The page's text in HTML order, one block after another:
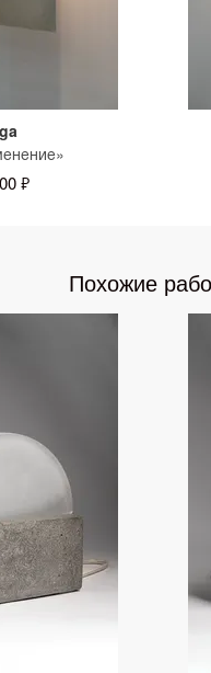
₽
Похожие